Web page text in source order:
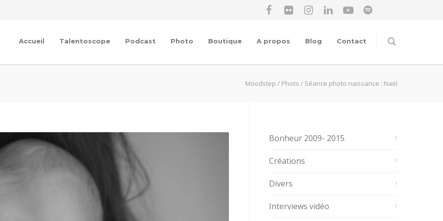
Accueil Talentoscope Podcast Photo Boutique A propos Blog Contact
Moodstep / Photo / Séance photo naissance : Naël
Bonheur 2009- 2015
Créations
Divers
Interviews vidéo